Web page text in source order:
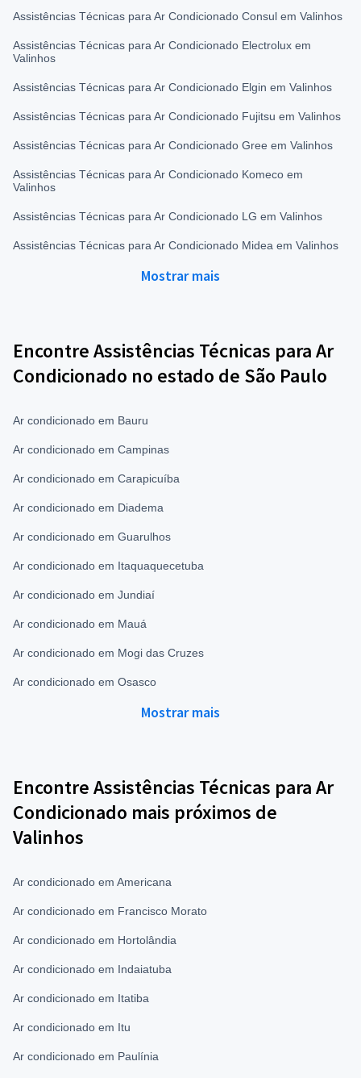
Assistências Técnicas para Ar Condicionado Consul em Valinhos
Assistências Técnicas para Ar Condicionado Electrolux em
Valinhos
Assistências Técnicas para Ar Condicionado Elgin em Valinhos
Assistências Técnicas para Ar Condicionado Fujitsu em Valinhos
Assistências Técnicas para Ar Condicionado Gree em Valinhos
Assistências Técnicas para Ar Condicionado Komeco em
Valinhos
Assistências Técnicas para Ar Condicionado LG em Valinhos
Assistências Técnicas para Ar Condicionado Midea em Valinhos
Mostrar mais
Encontre Assistências Técnicas para Ar
Condicionado no estado de São Paulo
Ar condicionado em Bauru
Ar condicionado em Campinas
Ar condicionado em Carapicuíba
Ar condicionado em Diadema
Ar condicionado em Guarulhos
Ar condicionado em Itaquaquecetuba
Ar condicionado em Jundiaí
Ar condicionado em Mauá
Ar condicionado em Mogi das Cruzes
Ar condicionado em Osasco
Mostrar mais
Encontre Assistências Técnicas para Ar
Condicionado mais próximos de
Valinhos
Ar condicionado em Americana
Ar condicionado em Francisco Morato
Ar condicionado em Hortolândia
Ar condicionado em Indaiatuba
Ar condicionado em Itatiba
Ar condicionado em Itu
Ar condicionado em Paulínia